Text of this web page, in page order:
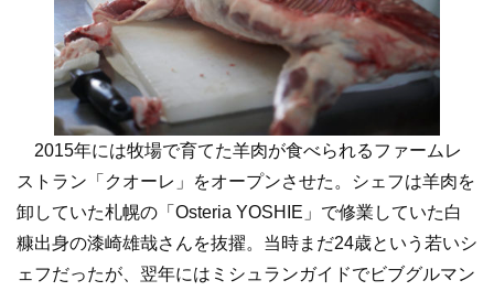
2015年には牧場で育てた羊肉が食べられるファームレ
ストラン「クオーレ」をオープンさせた。シェフは羊肉を
卸していた札幌の「Osteria YOSHIE」で修業していた白
糠出身の漆崎雄哉さんを抜擢。当時まだ24歳という若いシ
ェフだったが、翌年にはミシュランガイドでビブグルマン